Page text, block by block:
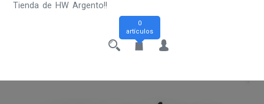
Tienda de HW Argento!!
0
artículos